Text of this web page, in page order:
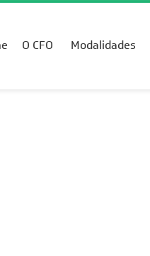
O CFO Modalidades